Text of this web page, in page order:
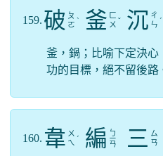
159. 破 ㄆ
ㄛ ˋ 釜 ㄈ
ㄨ ˇ 沉 ㄔ
ㄣ ˊ
釜，鍋；比喻下定決
功的目標，絕不留後路
160. 韋 ㄨ
ㄟ ˊ 編 ㄅ
ㄧ
ㄢ 三 ㄙ
ㄢ